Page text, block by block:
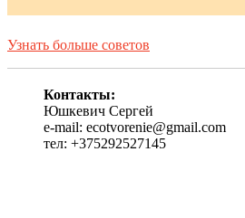
Узнать больше советов
Контакты:
Юшкевич Сергей
e-mail: ecotvorenie@gmail.com
тел: +375292527145